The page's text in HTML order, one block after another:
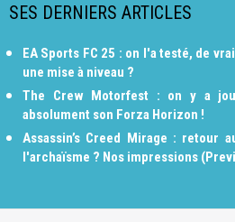
SES DERNIERS ARTICLES
EA Sports FC 25 : on l'a testé, de
une mise à niveau ?
The Crew Motorfest : on y a
absolument son Forza Horizon !
Assassin’s Creed Mirage : retour
l'archaïsme ? Nos impressions